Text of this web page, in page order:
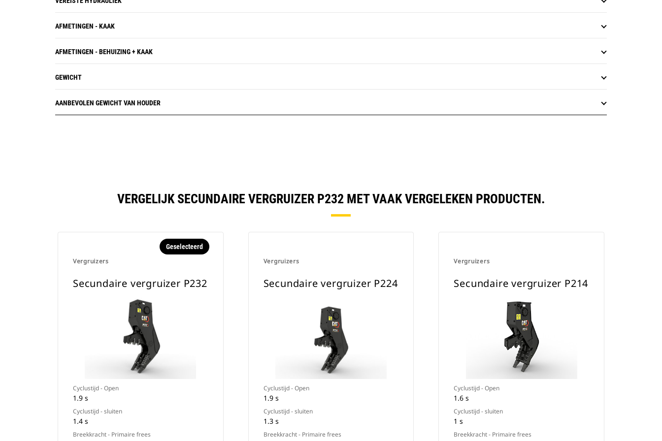
AFMETINGEN - KAAK
AFMETINGEN - BEHUIZING + KAAK
GEWICHT
AANBEVOLEN GEWICHT VAN HOUDER
VERGELIJK SECUNDAIRE VERGRUIZER P232 MET VAAK VERGELEKEN PRODUCTEN.
Vergruizers
Geselecteerd
Secundaire vergruizer P232
Cyclustijd - Open
1.9 s
Cyclustijd - sluiten
1.4 s
Breekkracht - Primaire frees
Vergruizers
Secundaire vergruizer P224
Cyclustijd - Open
1.9 s
Cyclustijd - sluiten
1.3 s
Breekkracht - Primaire frees
Vergruizers
Secundaire vergruizer P214
Cyclustijd - Open
1.6 s
Cyclustijd - sluiten
1 s
Breekkracht - Primaire frees